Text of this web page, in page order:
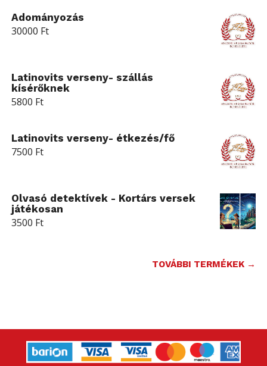
Adományozás
30000 Ft
Latinovits verseny- szállás
kísérőknek
5800 Ft
Latinovits verseny- étkezés/fő
7500 Ft
Olvasó detektívek - Kortárs versek
játékosan
3500 Ft
TOVÁBBI TERMÉKEK →